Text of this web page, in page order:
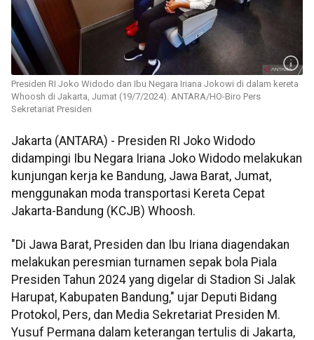
Presiden RI Joko Widodo dan Ibu Negara Iriana Jokowi di dalam kereta
Whoosh di Jakarta, Jumat (19/7/2024). ANTARA/HO-Biro Pers
Sekretariat Presiden
Jakarta (ANTARA) - Presiden RI Joko Widodo
didampingi Ibu Negara Iriana Joko Widodo melakukan
kunjungan kerja ke Bandung, Jawa Barat, Jumat,
menggunakan moda transportasi Kereta Cepat
Jakarta-Bandung (KCJB) Whoosh.
"Di Jawa Barat, Presiden dan Ibu Iriana diagendakan
melakukan peresmian turnamen sepak bola Piala
Presiden Tahun 2024 yang digelar di Stadion Si Jalak
Harupat, Kabupaten Bandung," ujar Deputi Bidang
Protokol, Pers, dan Media Sekretariat Presiden M.
Yusuf Permana dalam keterangan tertulis di Jakarta,